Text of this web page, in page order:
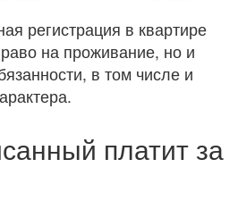
регистрация в квартире
на проживание, но и
в том числе и
платит за